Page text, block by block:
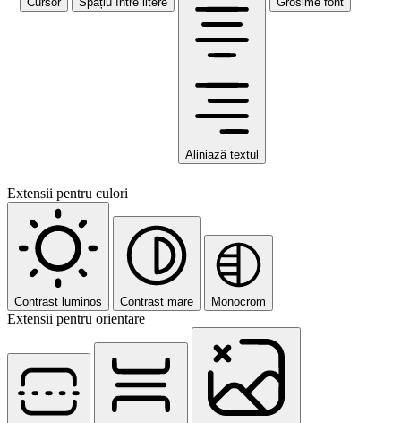
Aliniază textul
Extensii pentru culori
Contrast luminos Contrast mare Monocrom
Extensii pentru orientare